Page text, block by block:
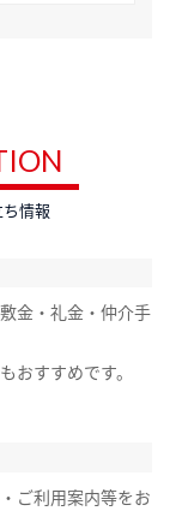
情報
金・礼金・仲介手
おすすめです。
ご利用案内等をお